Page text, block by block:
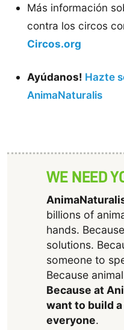
Más información
contra los circos
Circos.org
Ayúdanos! Hazte
AnimaNaturalis
WE NEED
billions of
hands.
solutions.
someone to
Because
Because at
want to build
everyone.